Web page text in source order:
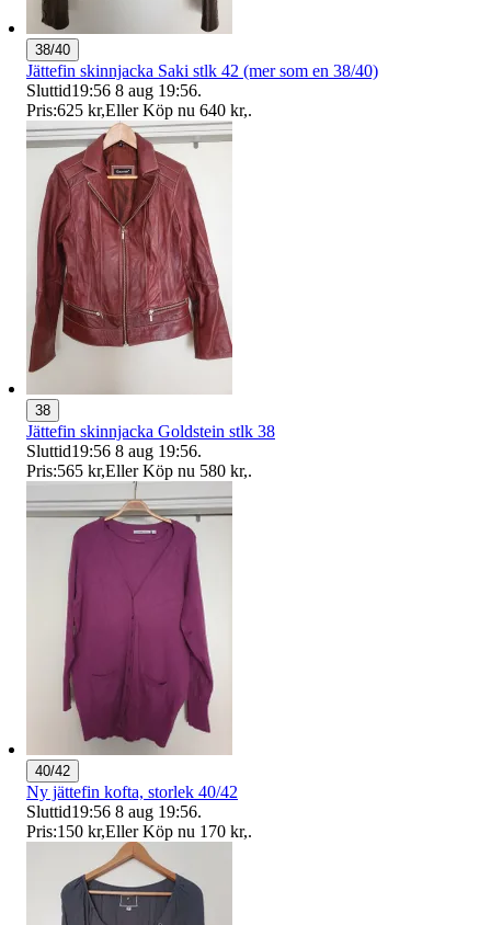
38/40
Jättefin skinnjacka Saki stlk 42 (mer som en 38/40)
Sluttid19:56 8 aug 19:56.
Pris:625 kr,Eller Köp nu 640 kr,.
38
Jättefin skinnjacka Goldstein stlk 38
Sluttid19:56 8 aug 19:56.
Pris:565 kr,Eller Köp nu 580 kr,.
40/42
Ny jättefin kofta, storlek 40/42
Sluttid19:56 8 aug 19:56.
Pris:150 kr,Eller Köp nu 170 kr,.